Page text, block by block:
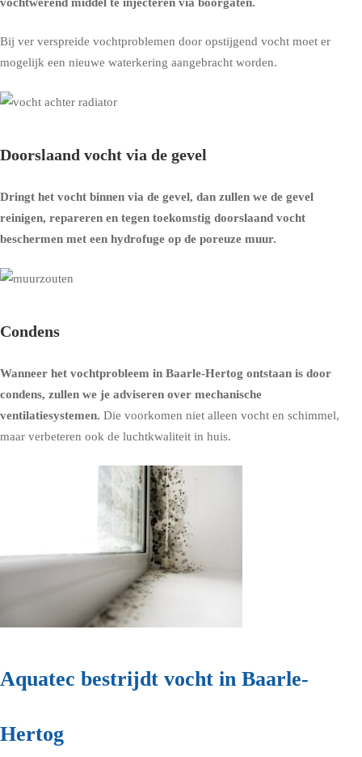
Bij ver verspreide vochtproblemen door opstijgend vocht moet er
mogelijk een nieuwe waterkering aangebracht worden.
Doorslaand vocht via de gevel
Dringt het vocht binnen via de gevel, dan zullen we de gevel
reinigen, repareren en tegen toekomstig doorslaand vocht
beschermen met een hydrofuge op de poreuze muur.
Condens
Wanneer het vochtprobleem in Baarle-Hertog ontstaan is door
condens, zullen we je adviseren over mechanische
ventilatiesystemen. Die voorkomen niet alleen vocht en schimmel,
maar verbeteren ook de luchtkwaliteit in huis.
Aquatec bestrijdt vocht in Baarle-
Hertog